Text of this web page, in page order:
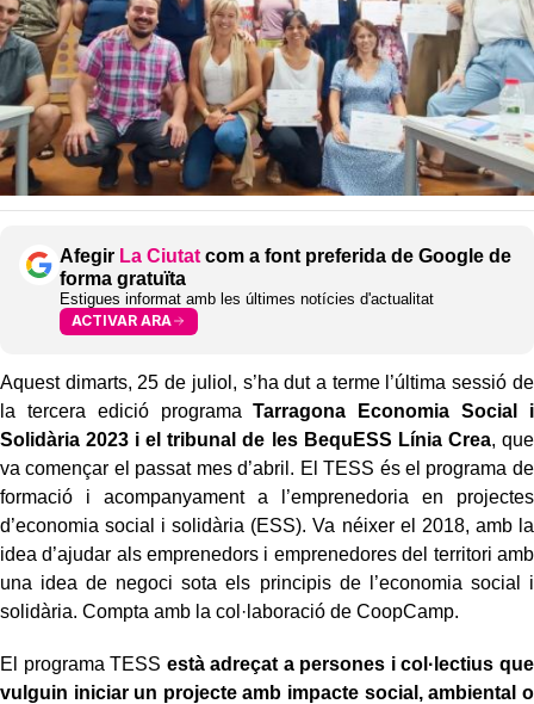
Afegir La Ciutat com a font preferida de Google de
forma gratuïta
Estigues informat amb les últimes notícies d'actualitat
ACTIVAR ARA
Aquest dimarts, 25 de juliol, s’ha dut a terme l’última sessió de
la tercera edició programaTarragona Economia Social i
Solidària 2023 i el tribunal de les BequESS Línia Crea, que
va començar el passat mes d’abril. El TESS és el programa de
formació i acompanyament a l’emprenedoria en projectes
d’economia social i solidària (ESS). Va néixer el 2018, amb la
idea d’ajudar als emprenedors i emprenedores del territori amb
una idea de negoci sota els principis de l’economia social i
solidària. Compta amb la col·laboració de CoopCamp.
El programa TESS està adreçat a persones i col·lectius que
vulguin iniciar un projecte amb impacte social, ambiental o